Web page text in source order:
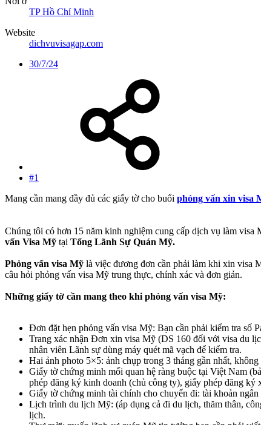
TP Hồ Chí Minh
Website
dichvuvisagap.com
30/7/24
#1
Mang cần mang đầy đủ các giấy tờ cho buổi phỏng vấn xin visa
Chúng tôi có hơn 15 năm kinh nghiệm cung cấp dịch vụ làm
vấn Visa Mỹ tại Tổng Lãnh Sự Quán Mỹ.
Phỏng vấn visa Mỹ là việc đương đơn cần phải làm khi xin visa
câu hỏi phỏng vấn visa Mỹ trung thực, chính xác và đơn giản.
Những giấy tờ cần mang theo khi phỏng vấn visa Mỹ:
Đơn đặt hẹn phỏng vấn visa Mỹ: Bạn cần phải kiểm tra số
Trang xác nhận Đơn xin visa Mỹ (DS 160 đối với visa du
nhân viên Lãnh sự dùng máy quét mã vạch để kiểm tra.
Hai ảnh photo 5×5: ảnh chụp trong 3 tháng gần nhất,
Giấy tờ chứng minh mối quan hệ ràng buộc tại Việt Nam
phép đăng ký kinh doanh (chủ công ty), giấy phép đăng
Giấy tờ chứng minh tài chính cho chuyến đi: tài khoản
Lịch trình du lịch Mỹ: (áp dụng cả đi du lịch, thăm thân,
lịch.